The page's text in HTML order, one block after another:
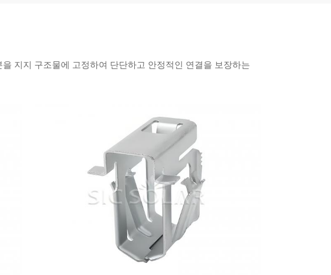
지지 구조물에 고정하여 단단하고 안정적인 연결을 보장하는